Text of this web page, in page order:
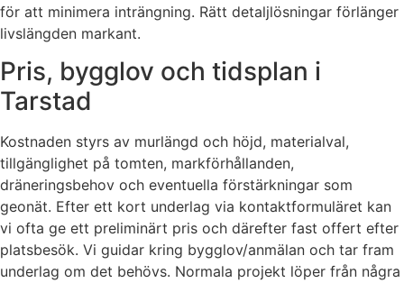
för att minimera inträngning. Rätt detaljlösningar förlänger
livslängden markant.
Pris, bygglov och tidsplan i
Tarstad
Kostnaden styrs av murlängd och höjd, materialval,
tillgänglighet på tomten, markförhållanden,
dräneringsbehov och eventuella förstärkningar som
geonät. Efter ett kort underlag via kontaktformuläret kan
vi ofta ge ett preliminärt pris och därefter fast offert efter
platsbesök. Vi guidar kring bygglov/anmälan och tar fram
underlag om det behövs. Normala projekt löper från några